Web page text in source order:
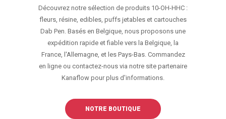
Découvrez notre sélection de produits 10-OH-HHC :
fleurs, résine, edibles, puffs jetables et cartouches
Dab Pen. Basés en Belgique, nous proposons une
expédition rapide et fiable vers la Belgique, la
France, l'Allemagne, et les Pays-Bas. Commandez
en ligne ou contactez-nous via notre site partenaire
Kanaflow pour plus d'informations.
NOTRE BOUTIQUE